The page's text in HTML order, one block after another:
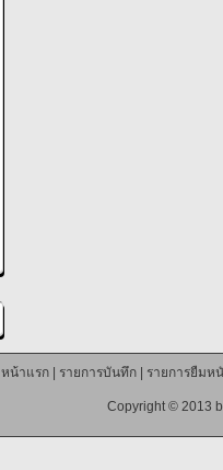
หน้าแรก| รายการบันทึก| รายการยืมห
Copyright © 2013